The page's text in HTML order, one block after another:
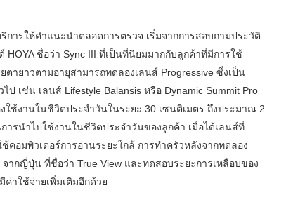
ารให้คำแนะนำตลอดการตรวจ เริ่มจากการสอบถามประวัติ
ชื่อว่า Sync III ที่เป็นที่นิยมมากกับลูกค้าที่มีการใช้
ายาวตามอายุสามารถทดลองเลนส์ Progressive ซึ่งเป็น
เช่น เลนส์ Lifestyle Balansis หรือ Dynamic Summit Pro
ใช้งานในชีวิตประจำวันในระยะ 30 เซนติเมตร ถึงประมาณ 2
ารนำไปใช้งานในชีวิตประจำวันของลูกค้า เมื่อได้เลนส์ที่
คอมพิวเตอร์การอ่านระยะใกล้ การทำครัวหลังจากทดลอง
ากญี่ปุ่น ที่ชื่อว่า True View และทดสอบระยะการเหลือบของ
าใช้จ่ายเพิ่มเติมอีกด้วย